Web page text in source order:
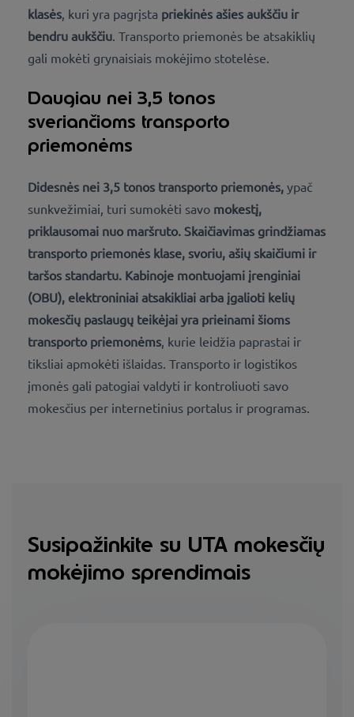
klasės , kuri yra pagrįsta priekinės ašies aukščiu ir
bendru aukščiu . Transporto priemonės be atsakiklių
gali mokėti grynaisiais mokėjimo stotelėse.
Daugiau nei 3,5 tonos
sveriančioms transporto
priemonėms
Didesnės nei 3,5 tonos transporto priemonės, ypač
sunkvežimiai, turi sumokėti savo mokestį,
priklausomai nuo maršruto. Skaičiavimas grindžiamas
transporto priemonės klase, svoriu, ašių skaičiumi ir
taršos standartu. Kabinoje montuojami įrenginiai
(OBU), elektroniniai atsakikliai arba įgalioti kelių
mokesčių paslaugų teikėjai yra prieinami šioms
transporto priemonėms , kurie leidžia paprastai ir
tiksliai apmokėti išlaidas. Transporto ir logistikos
įmonės gali patogiai valdyti ir kontroliuoti savo
mokesčius per internetinius portalus ir programas.
Susipažinkite su UTA mokesčių
mokėjimo sprendimais